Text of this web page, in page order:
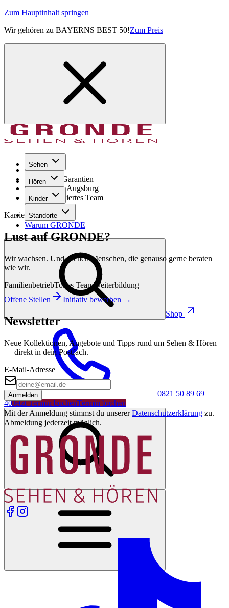
Zum Hauptinhalt springen
Wir gehören zu BAYERNS BEST 50!Zum Preis
Sehen
Hören
Kinder
Standorte
Warum GRONDE
Shop
0821 50 89 69
40Jetzt Termin buchenTermin buchen
Seit 1971
GRONDE Garantien
8× im Raum Augsburg
Hochqualifiziertes Team
Karriere
Lust auf GRONDE?
Wir wachsen. Und suchen Menschen, die genauso gerne beraten
wie wir.
FamilienbetriebTolles TeamWeiterbildung
Offene Stellen
Initiativ bewerben →
Newsletter
Neue Kollektionen, Angebote und Tipps rund um Sehen & Hören
— direkt in dein Postfach.
E-Mail-Adresse
Anmelden
Mit der Anmeldung stimmst du unserer Datenschutzerklärung zu.
Abmeldung jederzeit möglich.